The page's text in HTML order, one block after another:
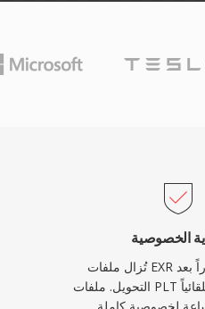
الخصوصية
تُزال ملفات EXR المرفوعة فوراً بعد
التحويل. ملفات PLT المولّدة تُحذف تلقائياً